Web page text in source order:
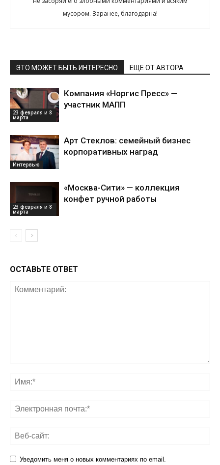
мусором. Заранее, благодарна!
ЭТО МОЖЕТ БЫТЬ ИНТЕРЕСНО ЕЩЕ ОТ АВТОРА
23 февраля и 8
марта
Компания «Норгис Пресс» —
участник МАПП
Интервью
Арт Стеклов: семейный бизнес
корпоративных наград
23 февраля и 8
марта
«Москва-Сити» — коллекция
конфет ручной работы
ОСТАВЬТЕ ОТВЕТ
Уведомить меня о новых комментариях по email.